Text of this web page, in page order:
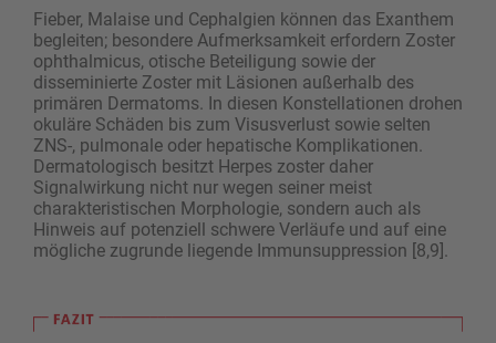
Fieber, Malaise und Cephalgien können das Exanthem
begleiten; besondere Aufmerksamkeit erfordern Zoster
ophthalmicus, otische Beteiligung sowie der
disseminierte Zoster mit Läsionen außerhalb des
primären Dermatoms. In diesen Konstellationen drohen
okuläre Schäden bis zum Visusverlust sowie selten
ZNS-, pulmonale oder hepatische Komplikationen.
Dermatologisch besitzt Herpes zoster daher
Signalwirkung nicht nur wegen seiner meist
charakteristischen Morphologie, sondern auch als
Hinweis auf potenziell schwere Verläufe und auf eine
mögliche zugrunde liegende Immunsuppression [8,9].